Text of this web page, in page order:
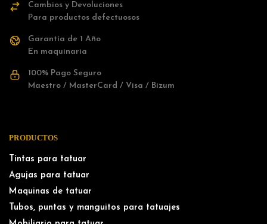
Cambios y Devoluciones
Para productos defectuosos
Garantía de 1 Año
En maquinaria
100% Pago Seguro
Maestro / MasterCard / Visa / Bizum
PRODUCTOS
Tintas para tatuar
Agujas para tatuar
Maquinas de tatuar
Tubos, puntas y manguitos para tatuajes